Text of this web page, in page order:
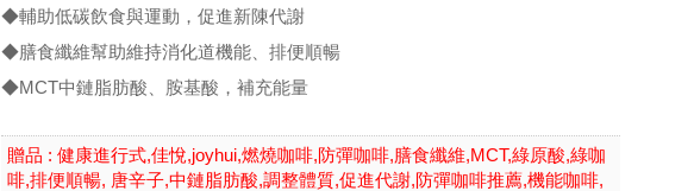
◆輔助低碳飲食與運動，促進新陳代謝
◆膳食纖維幫助維持消化道機能、排便順暢
◆MCT中鏈脂肪酸、胺基酸，補充能量
贈品 : 健康進行式,佳悅,joyhui,燃燒咖啡,防彈咖啡,膳食纖維,MCT,綠原酸,綠咖
啡,排便順暢, 唐辛子,中鏈脂肪酸,調整體質,促進代謝,防彈咖啡推薦,機能咖啡,